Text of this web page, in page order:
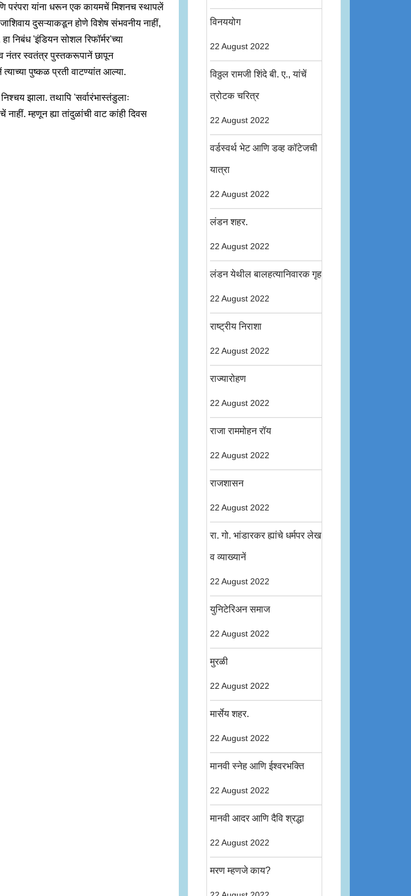
परंपरा यांना धरून एक कायमचें मिशनच स्थापलें
दुसऱ्याकडून होणे विशेष संभवनीय नाहीं,
निबंध 'इंडियन सोशल रिफॉर्मर'च्या
नंतर स्वतंत्र पुस्तकरूपानें छापून
पुष्कळ प्रती वाटण्यांत आल्या.
झाला. तथापि 'सर्वारंभास्तंडुलाः
म्हणून ह्या तांदुळांची वाट कांही दिवस
विनययोग
22 August 2022
विठ्ठल रामजी शिंदे बी. ए., यांचें
त्रोटक चरित्र
22 August 2022
वर्डस्वर्थ भेट आणि डव्ह कॉटेजची
यात्रा
22 August 2022
लंडन शहर.
22 August 2022
लंडन येथील बालहत्यानिवारक गृह
22 August 2022
राष्ट्रीय निराशा
22 August 2022
राज्यारोहण
22 August 2022
राजा राममोहन रॉय
22 August 2022
राजशासन
22 August 2022
रा. गो. भांडारकर ह्यांचे धर्मपर लेख
व व्याख्यानें
22 August 2022
युनिटेरिअन समाज
22 August 2022
मुरळी
22 August 2022
मार्सेय शहर.
22 August 2022
मानवी स्नेह आणि ईश्वरभक्ति
22 August 2022
मानवी आदर आणि दैवि श्रद्धा
22 August 2022
मरण म्हणजे काय?